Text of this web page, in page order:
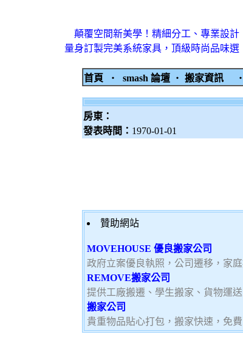
顛覆空間新美學！精細分工、專業設計
量身訂製完美系統家具，頂級時尚品味選
首頁 ‧ smash 論壇 ‧ 搬家資訊
房東：
發表時間： 1970-01-01
贊助網站
MOVEHOUSE 優良搬家公司
政府立案優良執照，公司遷移，家
REMOVE搬家公司
提供工廠搬遷、學生搬家、貨物運
搬家公司
貴重物品貼心打包，搬家快速，免